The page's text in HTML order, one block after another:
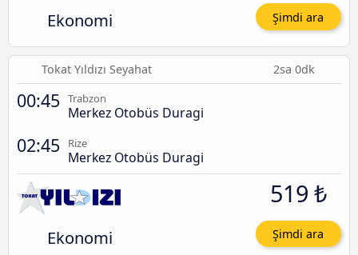
Ekonomi Şimdi ara
Tokat Yıldızı Seyahat 2sa 0dk
00:45 Trabzon
Merkez Otobüs Duragi
02:45 Rize
Merkez Otobüs Duragi
Ekonomi
519 ₺
Şimdi ara